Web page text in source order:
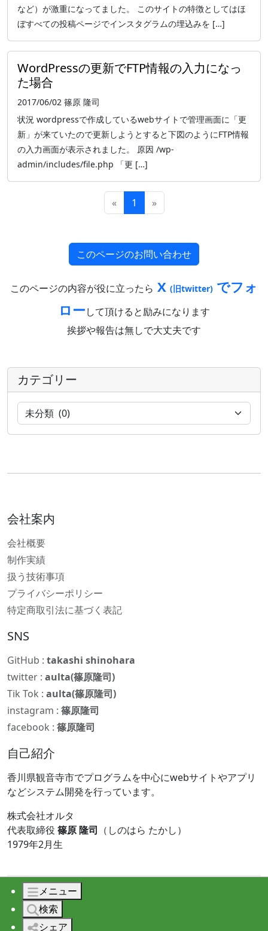
など）が激重になってました。 このサイトの特徴としてはほ
ぼすべての投稿ページでインスタグラムの埋込みを […]
WordPressの更新でFTP情報の入力になっ
た場合
2017/06/02 篠原 隆司
状況 wordpressで作成しているwebサイトで管理画面に「更
新」が来ていたので更新しようとすると下図のようにFTP情報
の入力画面が表示されました。 原因 /wp-
admin/includes/file.php 「更 […]
« 1 »
このページのお問い合わせ
このページの内容が役に立ったら X (旧twitter) でフォ
ローして頂けると励みになります
挨拶や報告は無しで大丈夫です
カテゴリー
会社案内
会社概要
制作実績
扱う技術事項
プライバシーポリシー
特定商取引法に基づく表記
SNS
GitHub : takashi shinohara
twitter : aulta(篠原隆司)
Tik Tok : aulta(篠原隆司)
instagram : 篠原隆司
facebook : 篠原隆司
自己紹介
香川県観音寺市でプログラムを中心にwebサイトやアプリ
などシステム開発を行っています。
株式会社オルタ
代表取締役 篠原 隆司 （しのはら たかし）
1979年2月生
© 2026 株式会社オルタ All rights reserved.
メニュー
検索
シェア